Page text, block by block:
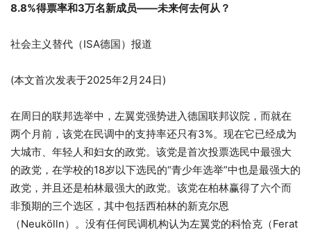
8.8%得票率和3万名新成员——未来何去何从？
社会主义替代（ISA德国）报道
(本文首次发表于2025年2月24日)
在周日的联邦选举中，左翼党强势进入德国联邦议院，而就在
两个月前，该党在民调中的支持率还只有3%。现在它已经成为
大城市、年轻人和妇女的政党。该党是首次投票选民中最强大
的政党，在学校的18岁以下选民的“青少年选举”中也是最强大的
政党，并且还是柏林最强大的政党。该党在柏林赢得了六个而
非预期的三个选区，其中包括西柏林的新克尔恩
（Neukölln）。没有任何民调机构认为左翼党的科恰克（Ferat